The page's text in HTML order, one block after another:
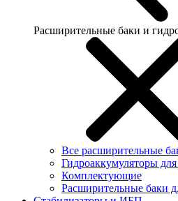
Расширительные баки и
Все расширительные
Гидроаккумуляторы
Комплектующие
Расширительные баки